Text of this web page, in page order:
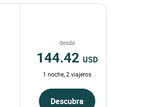
desde
144.42 USD
1 noche, 2 viajeros
Descubra